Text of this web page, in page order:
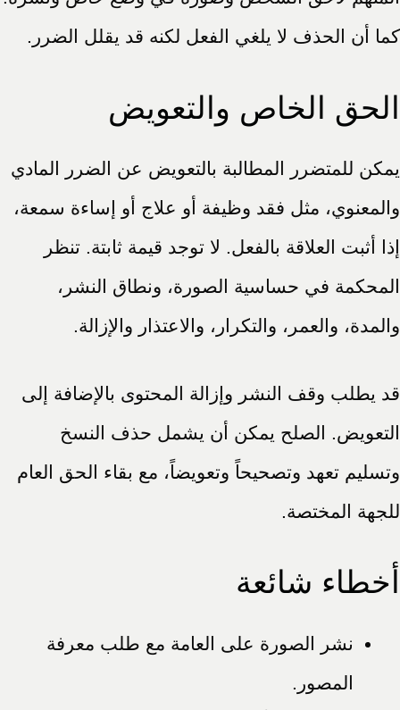
كما أن الحذف لا يلغي الفعل لكنه قد يقلل الضرر.
الحق الخاص والتعويض
يمكن للمتضرر المطالبة بالتعويض عن الضرر المادي
والمعنوي، مثل فقد وظيفة أو علاج أو إساءة سمعة،
إذا أثبت العلاقة بالفعل. لا توجد قيمة ثابتة. تنظر
المحكمة في حساسية الصورة، ونطاق النشر،
والمدة، والعمر، والتكرار، والاعتذار والإزالة.
قد يطلب وقف النشر وإزالة المحتوى بالإضافة إلى
التعويض. الصلح يمكن أن يشمل حذف النسخ
وتسليم تعهد وتصحيحاً وتعويضاً، مع بقاء الحق العام
للجهة المختصة.
أخطاء شائعة
نشر الصورة على العامة مع طلب معرفة
المصور.